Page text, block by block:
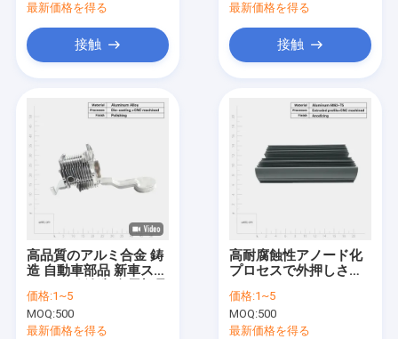
ビデオ
品質管理
ニュース
最新価格を得る
接触
最新価格を得る
接触
高品質のアルミ合金 鋳
造 自動車部品 新車ステ
価格:1~5
MOQ:500
最新価格を得る
高耐腐蝕性アノード化
プロセスで外押しされ
シンクプロファイル
価格:1~5
MOQ:500
最新価格を得る